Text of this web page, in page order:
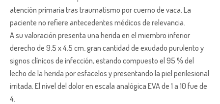
atención primaria tras traumatismo por cuerno de vaca. La
paciente no refiere antecedentes médicos de relevancia.
A su valoración presenta una herida en el miembro inferior
derecho de 9,5 x 4,5 cm, gran cantidad de exudado purulento y
signos clínicos de infección, estando compuesto el 95 % del
lecho de la herida por esfacelos y presentando la piel perilesional
irritada. El nivel del dolor en escala analógica EVA de 1 a 10 fue de
4.